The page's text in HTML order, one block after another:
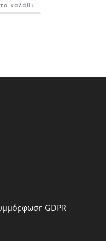
καλάθι
GDPR